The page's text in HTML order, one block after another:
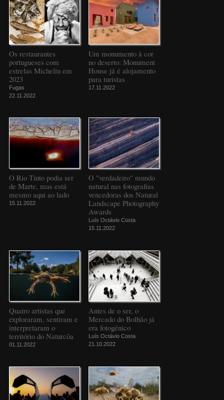
Os restaurantes
portugueses com
estrelas Michelin em
2023
Fugas
22.11.2022
Um monumento à cor
no deserto: Monument
House já é alojamento
para turistas
17.11.2022
O Rio Tinto podia ser
de Marte, mas está
mesmo aqui ao lado
15.11.2022
O "verdadeiro" mundo
natural nas fotografias
vencedoras dos Natural
Landscape Photography
Awards
Luís Octávio Costa
15.11.2022
Quatro artistas que
exploraram, sentiram e
interpretaram o
território do Naturcôa
01.11.2022
Antes de o ser, o
Mercado do Bolhão já
era fotogénico
Luís Octávio Costa
21.10.2022